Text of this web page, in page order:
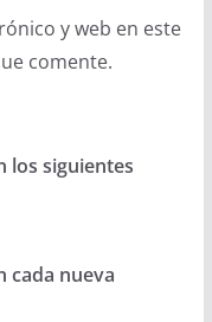
y web en este
comente.
los siguientes
cada nueva